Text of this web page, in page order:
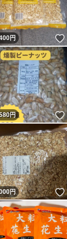
ね！
円
ね！
円
ね！
円